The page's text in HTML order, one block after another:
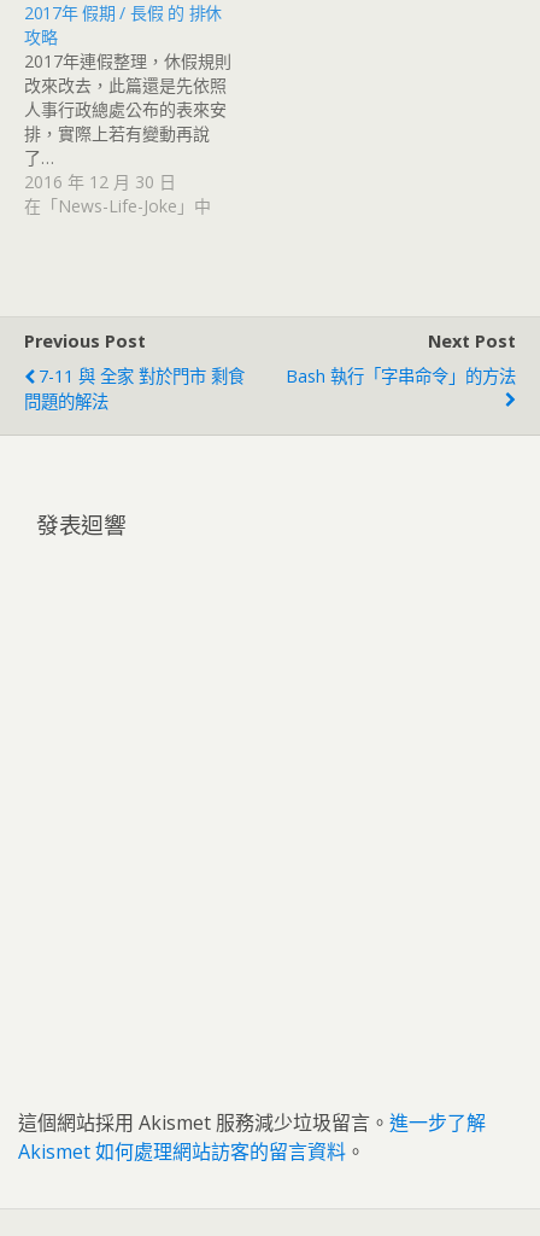
2017年 假期 / 長假 的 排休
攻略
2017年連假整理，休假規則
改來改去，此篇還是先依照
人事行政總處公布的表來安
排，實際上若有變動再說
了…
2016 年 12 月 30 日
在「News-Life-Joke」中
Previous Post
7-11 與 全家 對於門市 剩食
問題的解法
Next Post
Bash 執行「字串命令」的方法
發表迴響
這個網站採用 Akismet 服務減少垃圾留言。 進一步了解
Akismet 如何處理網站訪客的留言資料 。